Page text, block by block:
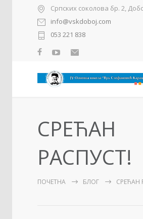
Српских соколова бр. 2,
info@vskdoboj.com
053 221 838
СРЕЋАН
РАСПУСТ!
ПОЧЕТНА БЛОГ СРЕЋАН